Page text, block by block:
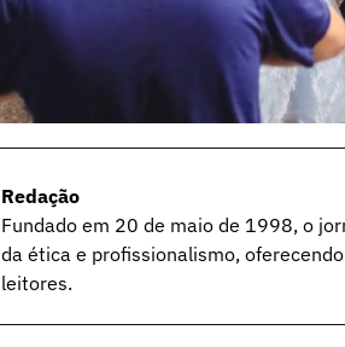
Redação
Fundado em 20 de maio de 1998, o
da ética e profissionalismo,
leitores.